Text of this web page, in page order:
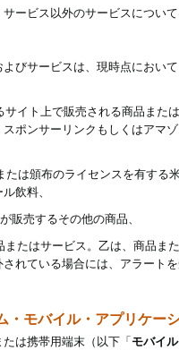
ービス以外のサービスについ
びサービスは、現時点におい
イト上で販売される商品ま
ポンサーリンクもしくはアマ
は頒布のライセンスを有す
飲料、
販売するその他の商品、
たはサービス。乙は、商品ま
れている場合には、アラート
・モバイル・アプリケー
は携帯用端末（以下「モバイ